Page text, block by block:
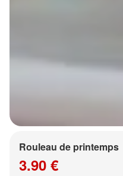
Rouleau de printemps
3.90 €